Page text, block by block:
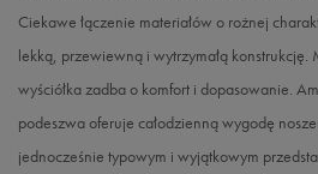
46 2/3 30 cm
Ciekawe łączenie materiałów o rożnej
lekką, przewiewną i wytrzymałą konstrukcję.
wyściółka zadba o komfort i dopasowanie.
podeszwa oferuje całodzienną wygodę
jednocześnie typowym i wyjątkowym